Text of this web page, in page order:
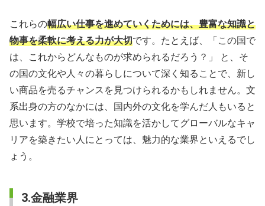
これらの幅広い仕事を進めていくためには、豊富な知識と
物事を柔軟に考える力が大切です。たとえば、「この国で
は、これからどんなものが求められるだろう？」 と、そ
の国の文化や人々の暮らしについて深く知ることで、新し
い商品を売るチャンスを見つけられるかもしれません。文
系出身の方のなかには、国内外の文化を学んだ人もいると
思います。学校で培った知識を活かしてグローバルなキャ
リアを築きたい人にとっては、魅力的な業界といえるでし
ょう。
3.金融業界